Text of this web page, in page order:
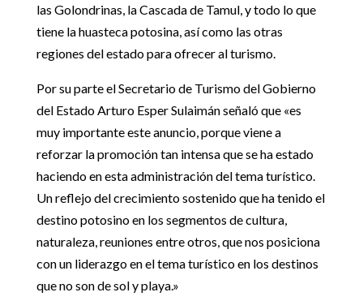
las Golondrinas, la Cascada de Tamul, y todo lo que
tiene la huasteca potosina, así como las otras
regiones del estado para ofrecer al turismo.
Por su parte el Secretario de Turismo del Gobierno
del Estado Arturo Esper Sulaimán señaló que «es
muy importante este anuncio, porque viene a
reforzar la promoción tan intensa que se ha estado
haciendo en esta administración del tema turístico.
Un reflejo del crecimiento sostenido que ha tenido el
destino potosino en los segmentos de cultura,
naturaleza, reuniones entre otros, que nos posiciona
con un liderazgo en el tema turístico en los destinos
que no son de sol y playa.»